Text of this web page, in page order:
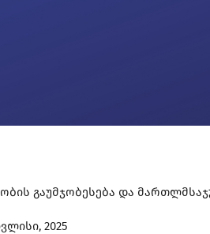
გაუმჯობესება და
2025